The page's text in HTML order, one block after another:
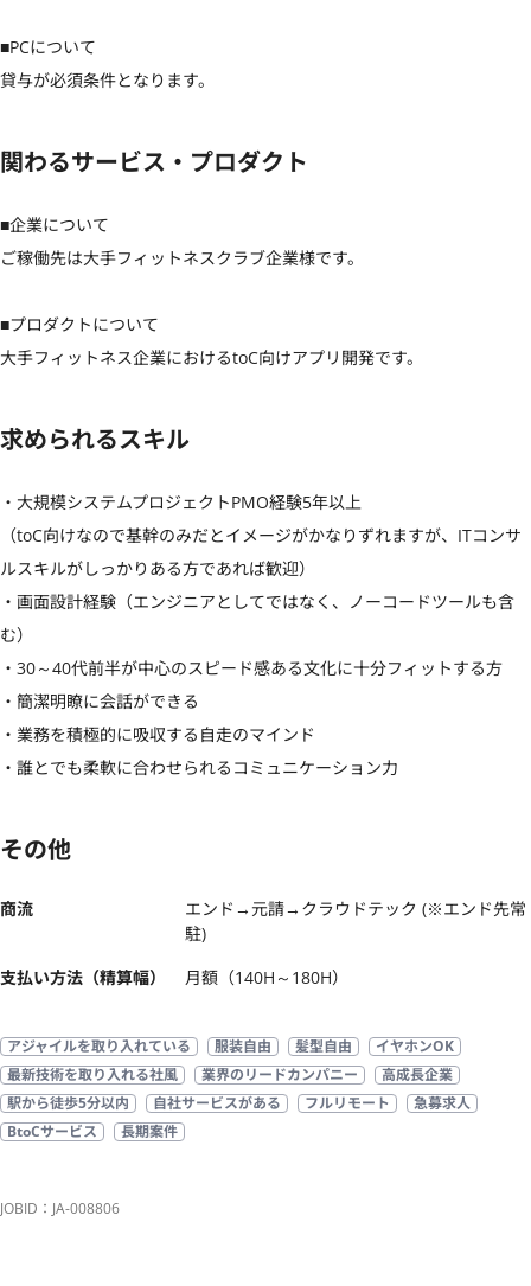
■PCについて
貸与が必須条件となります。
関わるサービス・プロダクト
■企業について
ご稼働先は大手フィットネスクラブ企業様です。
■プロダクトについて
大手フィットネス企業におけるtoC向けアプリ開発です。
求められるスキル
・大規模システムプロジェクトPMO経験5年以上
（toC向けなので基幹のみだとイメージがかなりずれますが、ITコンサ
ルスキルがしっかりある方であれば歓迎）
・画面設計経験（エンジニアとしてではなく、ノーコードツールも含
む）
・30～40代前半が中心のスピード感ある文化に十分フィットする方
・簡潔明瞭に会話ができる
・業務を積極的に吸収する自走のマインド
・誰とでも柔軟に合わせられるコミュニケーション力
その他
商流
エンド→元請→クラウドテック (※エンド先常
駐)
支払い方法（精算幅）
月額（140H～180H）
アジャイルを取り入れている 服装自由 髪型自由
イヤホンOK
最新技術を取り入れる社風
業界のリードカンパニー
高成長企業
駅から徒歩5分以内
自社サービスがある フルリモート
急募求人
BtoCサービス
長期案件
JOBID：JA-008806